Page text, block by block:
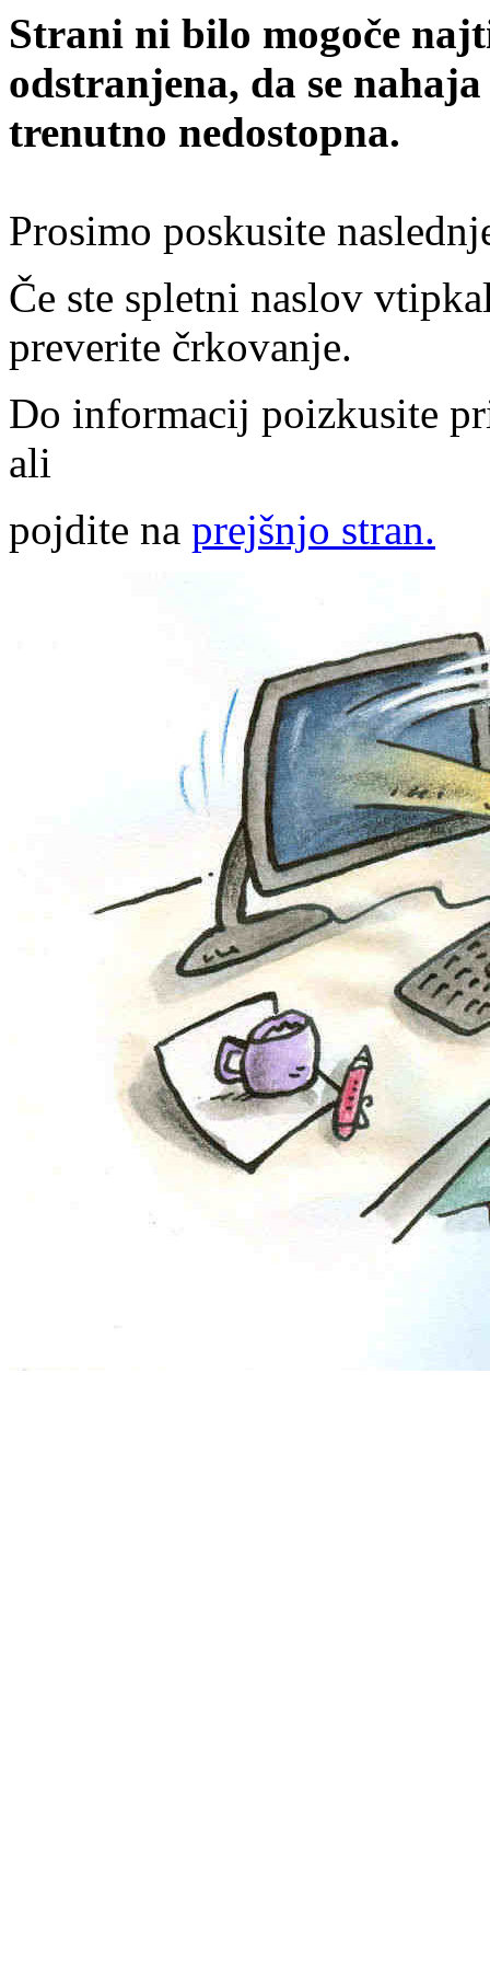
Strani ni bilo mogoče
odstranjena, da se
trenutno nedostopna.
Prosimo poskusite
Če ste spletni naslov
preverite črkovanje.
Do informacij poizkusite
ali
pojdite na prejšnjo stran.